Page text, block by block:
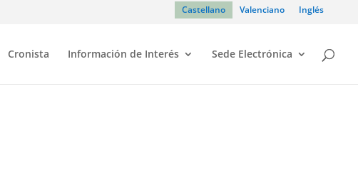
Castellano Valenciano Inglés
Cronista Información de Interés Sede Electrónica